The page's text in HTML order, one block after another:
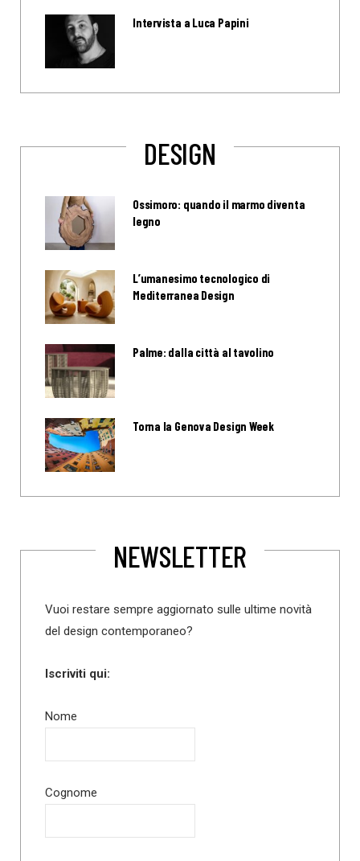
Intervista a Luca Papini
DESIGN
Ossimoro: quando il marmo diventa
legno
L’umanesimo tecnologico di
Mediterranea Design
Palme: dalla città al tavolino
Torna la Genova Design Week
NEWSLETTER
Vuoi restare sempre aggiornato sulle ultime novità
del design contemporaneo?
Iscriviti qui:
Nome
Cognome